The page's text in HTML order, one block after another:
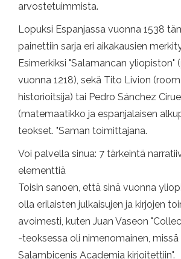
arvostetuimmista.
Lopuksi Espanjassa vuonna 1538
painettiin sarja eri aikakausien
Esimerkiksi "Salamancan yliopiston"
vuonna 1218), sekä Tito Livion
historioitsija) tai Pedro Sánchez
(matemaatikko ja espanjalaisen
teokset. "Saman toimittajana.
Voi palvella sinua: 7 tärkeintä
elementtiä
Toisin sanoen, että sinä vuonna
olla erilaisten julkaisujen ja kirjojen
avoimesti, kuten Juan Vaseon
-teoksessa oli nimenomainen,
Salambicenis Academia kirjoitettiin".